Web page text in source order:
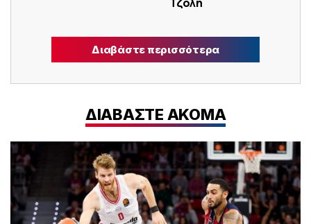
Διαβάστε περισσότερα
ΔΙΑΒΑΣΤΕ ΑΚΟΜΑ